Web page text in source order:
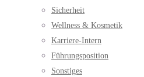
Sicherheit
Wellness & Kosmetik
Karriere-Intern
Führungsposition
Sonstiges